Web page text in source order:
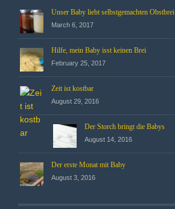
Unser Baby liebt selbstgemachten Obstbrei
March 6, 2017
Hilfe, mein Baby isst keinen Brei
February 25, 2017
Zeit ist kostbar
August 29, 2016
Der Storch bringt die Babys
August 14, 2016
Der erste Monat mit Baby
August 3, 2016